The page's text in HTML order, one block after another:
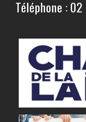
Téléphone :